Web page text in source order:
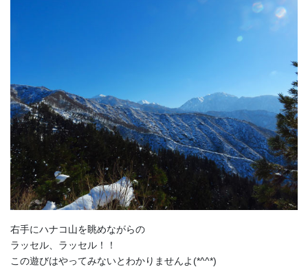
右手にハナコ山を眺めながらの
ラッセル、ラッセル！！
この遊びはやってみないとわかりませんよ(*^^*)